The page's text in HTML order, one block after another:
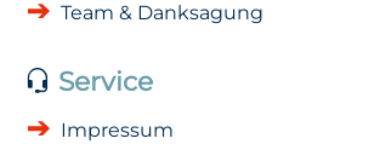
Team & Danksagung
Service
Impressum